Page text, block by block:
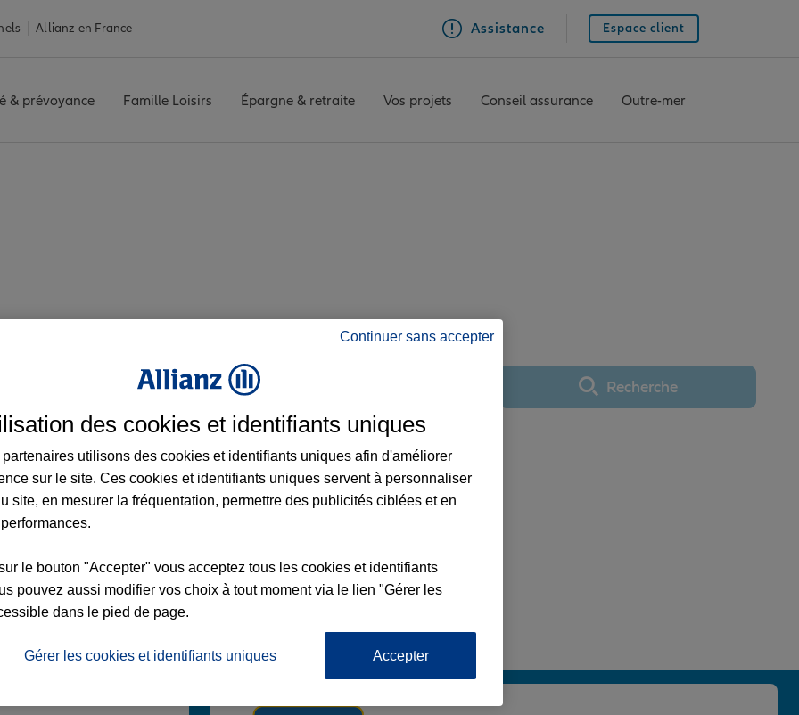
Allianz en France Assistance Espace client
& prévoyance Famille Loisirs Épargne & retraite Vos projets Conseil assurance Outre-mer
Utiliser ma positionRecherche
Voir l'agence
Continuer sans accepter
des cookies et identifiants uniques
partenaires utilisons des cookies et identifiants uniques afin d'améliorer
sur le site. Ces cookies et identifiants uniques servent à personnaliser
site, en mesurer la fréquentation, permettre des publicités ciblées et en
le bouton "Accepter" vous acceptez tous les cookies et identifiants
pouvez aussi modifier vos choix à tout moment via le lien "Gérer les
dans le pied de page.
Gérer les cookies et identifiants uniques Accepter